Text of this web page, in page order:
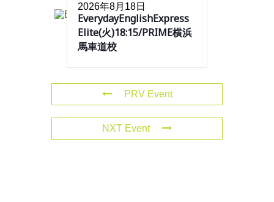
2026年8月18日
EverydayEnglishExpress
Elite(火)18:15/PRIME横浜
馬車道校
PRV Event
NXT Event